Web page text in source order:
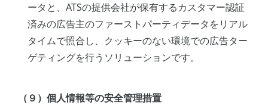
ータと、ATSの提供会社が保有するカスタマー認証
済みの広告主のファーストパーティデータをリアル
タイムで照合し、クッキーのない環境での広告ター
ゲティングを行うソリューションです。
（９）個人情報等の安全管理措置